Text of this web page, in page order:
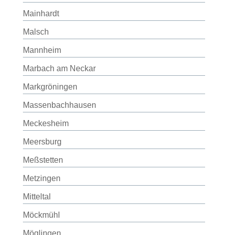
Mainhardt
Malsch
Mannheim
Marbach am Neckar
Markgröningen
Massenbachhausen
Meckesheim
Meersburg
Meßstetten
Metzingen
Mitteltal
Möckmühl
Möglingen